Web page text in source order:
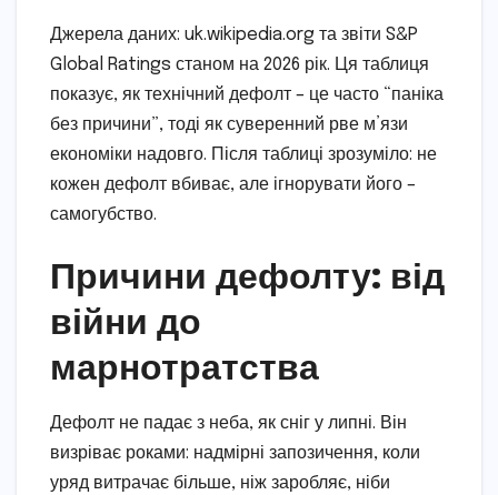
Джерела даних: uk.wikipedia.org та звіти S&P
Global Ratings станом на 2026 рік. Ця таблиця
показує, як технічний дефолт – це часто “паніка
без причини”, тоді як суверенний рве м’язи
економіки надовго. Після таблиці зрозуміло: не
кожен дефолт вбиває, але ігнорувати його –
самогубство.
Причини дефолту: від
війни до
марнотратства
Дефолт не падає з неба, як сніг у липні. Він
визріває роками: надмірні запозичення, коли
уряд витрачає більше, ніж заробляє, ніби